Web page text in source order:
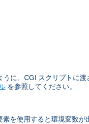
に、CGI スクリプトに
を参照してください。
素を使用すると環境変数が